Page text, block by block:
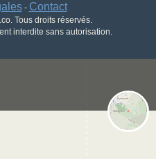
- Contact
Tous droits réservés.
interdite sans autorisation.